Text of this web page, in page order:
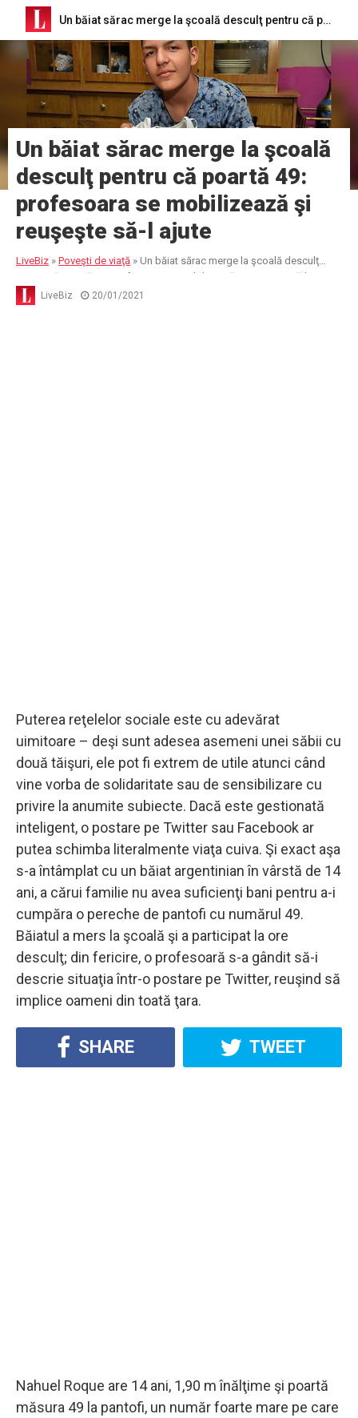
Un băiat sărac merge la şcoală desculţ pentru că poartă 49: profesoara se mobilizează şi reuşeşte să-l ajute
Un băiat sărac merge la şcoală
desculţ pentru că poartă 49:
profesoara se mobilizează şi
reuşeşte să-l ajute
LiveBiz » Poveşti de viaţă » Un băiat sărac merge la şcoală desculţ
pentru că poartă 49: profesoara se mobilizează şi reuşeşte să-l ajute
LiveBiz 20/01/2021
Puterea reţelelor sociale este cu adevărat
uimitoare – deşi sunt adesea asemeni unei săbii cu
două tăişuri, ele pot fi extrem de utile atunci când
vine vorba de solidaritate sau de sensibilizare cu
privire la anumite subiecte. Dacă este gestionată
inteligent, o postare pe Twitter sau Facebook ar
putea schimba literalmente viaţa cuiva. Şi exact aşa
s-a întâmplat cu un băiat argentinian în vârstă de 14
ani, a cărui familie nu avea suficienţi bani pentru a-i
cumpăra o pereche de pantofi cu numărul 49.
Băiatul a mers la şcoală şi a participat la ore
desculţ; din fericire, o profesoară s-a gândit să-i
descrie situaţia într-o postare pe Twitter, reuşind să
implice oameni din toată ţara.
SHARE TWEET
Nahuel Roque are 14 ani, 1,90 m înălţime şi poartă
măsura 49 ​la pantofi, un număr foarte mare pe care